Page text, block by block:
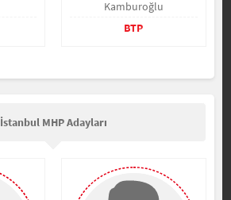
Kamburoğlu
BTP
İstanbul MHP Adayları